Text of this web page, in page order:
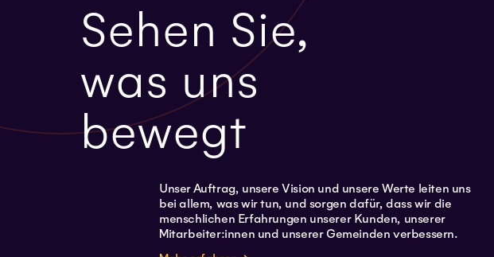
Sehen Sie,
was uns
bewegt
Unser Auftrag, unsere Vision und unsere Werte leiten uns
bei allem, was wir tun, und sorgen dafür, dass wir die
menschlichen Erfahrungen unserer Kunden, unserer
Mitarbeiter:innen und unserer Gemeinden verbessern.